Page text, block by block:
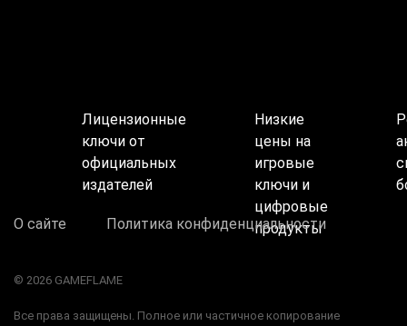
Лицензионные
ключи от
официальных
издателей
Низкие
цены на
игровые
ключи и
цифровые
продукты
О сайте Политика конфиденциальности
© 2026 GAMEFLAME
Все права защищены. Полное или частичное копирование